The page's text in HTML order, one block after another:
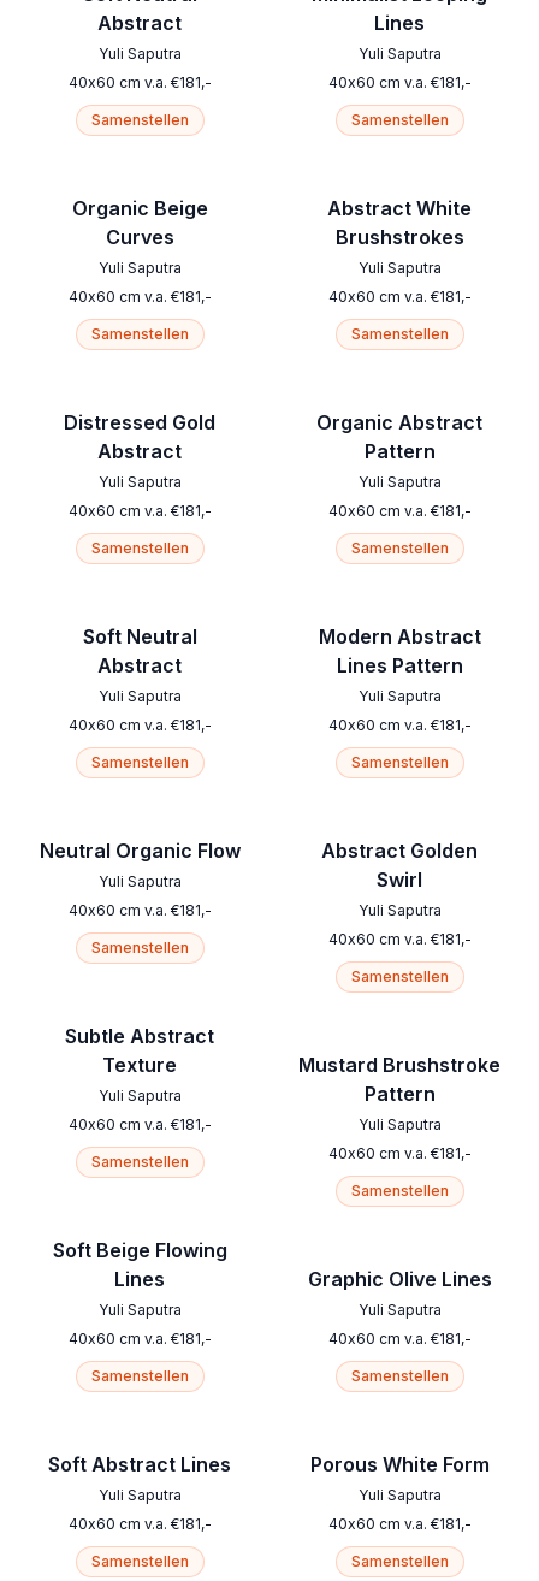
Abstract
Yuli Saputra
40x60 cm v.a. €181,-
Samenstellen
Organic Beige
Curves
Yuli Saputra
40x60 cm v.a. €181,-
Samenstellen
Distressed Gold
Abstract
Yuli Saputra
40x60 cm v.a. €181,-
Samenstellen
Soft Neutral
Abstract
Yuli Saputra
40x60 cm v.a. €181,-
Samenstellen
Neutral Organic Flow
Yuli Saputra
40x60 cm v.a. €181,-
Samenstellen
Subtle Abstract
Texture
Yuli Saputra
40x60 cm v.a. €181,-
Samenstellen
Soft Beige Flowing
Lines
Yuli Saputra
40x60 cm v.a. €181,-
Samenstellen
Soft Abstract Lines
Yuli Saputra
40x60 cm v.a. €181,-
Samenstellen
Lines
Yuli Saputra
40x60 cm v.a. €181,-
Samenstellen
Abstract White
Brushstrokes
Yuli Saputra
40x60 cm v.a. €181,-
Samenstellen
Organic Abstract
Pattern
Yuli Saputra
40x60 cm v.a. €181,-
Samenstellen
Modern Abstract
Lines Pattern
Yuli Saputra
40x60 cm v.a. €181,-
Samenstellen
Abstract Golden
Swirl
Yuli Saputra
40x60 cm v.a. €181,-
Samenstellen
Mustard Brushstroke
Pattern
Yuli Saputra
40x60 cm v.a. €181,-
Samenstellen
Graphic Olive Lines
Yuli Saputra
40x60 cm v.a. €181,-
Samenstellen
Porous White Form
Yuli Saputra
40x60 cm v.a. €181,-
Samenstellen